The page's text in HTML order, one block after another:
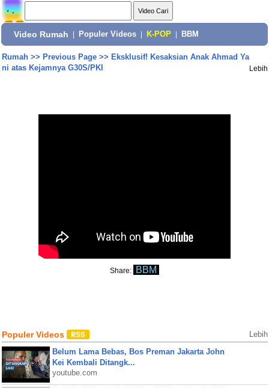
Video Rumah Populer Videos K-POP BBM
Rumah>> Previous Page>> Eksklusif! Kesaksian Anak Ahmad Ya
ni atas Kejamnya G30S/PKI
Lebih
Share: BBM
Populer Videos Lebih
Belum Lama Bebas, Bos Preman Jakarta John
Kei Kembali Ditangk...
youtube.com